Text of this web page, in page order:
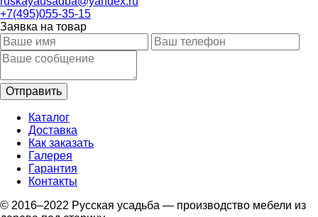
+7(495)055-35-15
Заявка на товар
Каталог
Доставка
Как заказать
Галерея
Гарантия
Контакты
© 2016–2022 Русская усадьба — производство мебели из